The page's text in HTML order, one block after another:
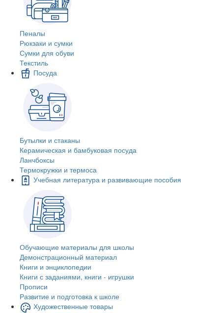
Пеналы
Рюкзаки и сумки
Сумки для обуви
Текстиль
Посуда
Бутылки и стаканы
Керамическая и бамбуковая посуда
Ланчбоксы
Термокружки и термоса
Учебная литература и развивающие пособия
Обучающие материалы для школы
Демонстрационный материал
Книги и энциклопедии
Книги с заданиями, книги - игрушки
Прописи
Развитие и подготовка к школе
Художественные товары